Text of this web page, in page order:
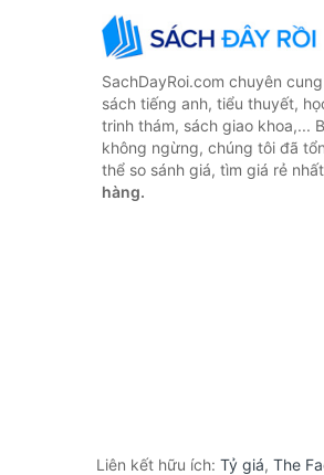
SachDayRoi.com chuyên
sách tiếng anh, tiểu thuyết,
trinh thám, sách giao khoa,...
không ngừng, chúng tôi đã
thể so sánh giá, tìm giá rẻ
hàng.
Liên kết hữu ích: Tỷ giá, The